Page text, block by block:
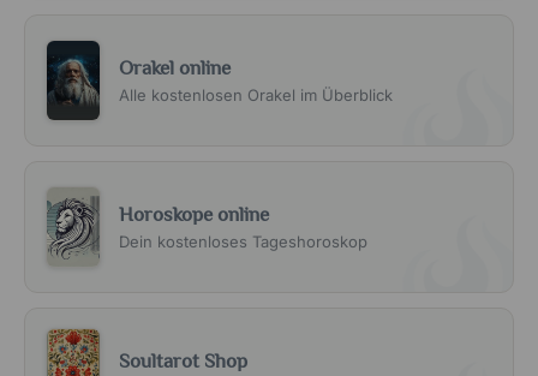
Orakel online
Alle kostenlosen Orakel im Überblick
Horoskope online
Dein kostenloses Tageshoroskop
Soultarot Shop